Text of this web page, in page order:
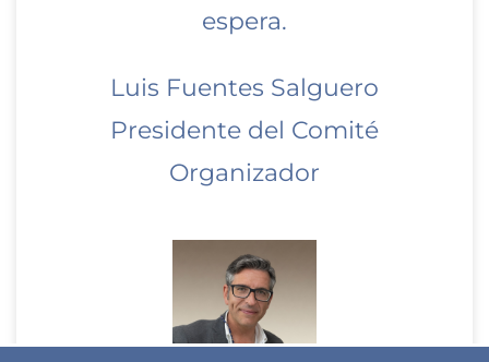
espera.
Luis Fuentes Salguero
Presidente del Comité
Organizador